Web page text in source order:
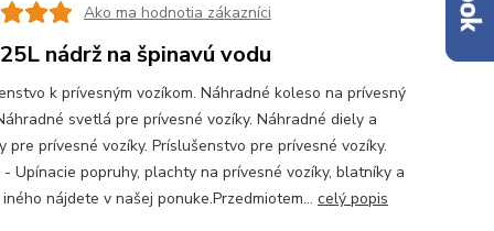
Ako ma hodnotia zákazníci
nádrž na špinavú vodu
k prívesným vozíkom. Náhradné koleso na prívesný
svetlá pre prívesné vozíky. Náhradné diely a
pre prívesné vozíky. Príslušenstvo pre prívesné vozíky.
Upínacie popruhy, plachty na prívesné vozíky, blatníky a
nájdete v našej ponuke.Przedmiotem... celý popis